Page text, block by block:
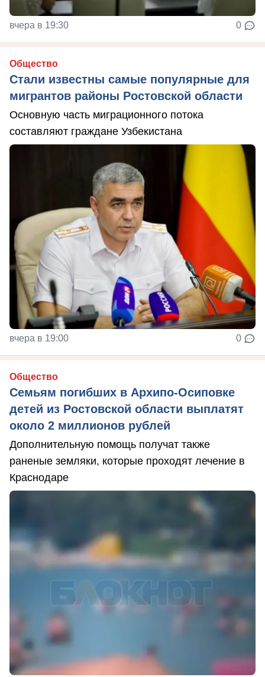
вчера в 19:30 0
Общество
Стали известны самые популярные для
мигрантов районы Ростовской области
Основную часть миграционного потока
составляют граждане Узбекистана
вчера в 19:00 0
Общество
Семьям погибших в Архипо-Осиповке
детей из Ростовской области выплатят
около 2 миллионов рублей
Дополнительную помощь получат также
раненые земляки, которые проходят лечение в
Краснодаре